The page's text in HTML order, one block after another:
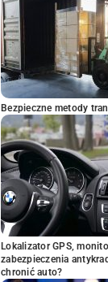
Bezpieczne metody
Lokalizator GPS,
zabezpieczenia
chronić auto?